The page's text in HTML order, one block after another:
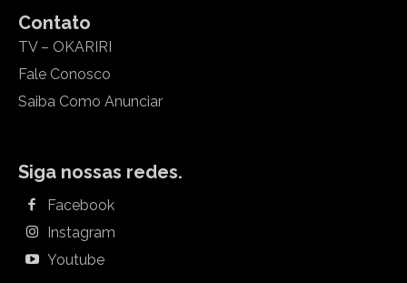
Contato
TV – OKARIRI
Fale Conosco
Saiba Como Anunciar
Siga nossas redes.
Facebook
Instagram
Youtube